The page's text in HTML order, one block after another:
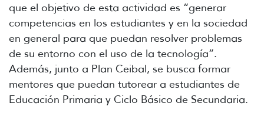
que el objetivo de esta actividad es “generar
competencias en los estudiantes y en la sociedad
en general para que puedan resolver problemas
de su entorno con el uso de la tecnología”.
Además, junto a Plan Ceibal, se busca formar
mentores que puedan tutorear a estudiantes de
Educación Primaria y Ciclo Básico de Secundaria.